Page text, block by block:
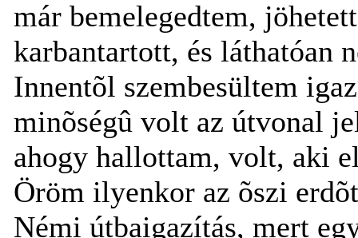
már bemelegedtem,
karbantartott, és láthatóan
Innentõl szembesültem
minõségû volt az útvonal
ahogy hallottam, volt, aki
Öröm ilyenkor az õszi
Némi útbaigazítás, mert